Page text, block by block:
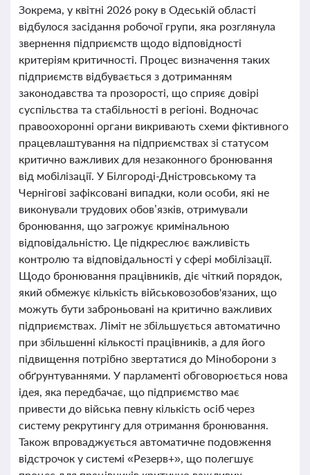
Зокрема, у квітні 2026 року в Одеській області
відбулося засідання робочої групи, яка розглянула
звернення підприємств щодо відповідності
критеріям критичності. Процес визначення таких
підприємств відбувається з дотриманням
законодавства та прозорості, що сприяє довірі
суспільства та стабільності в регіоні. Водночас
правоохоронні органи викривають схеми фіктивного
працевлаштування на підприємствах зі статусом
критично важливих для незаконного бронювання
від мобілізації. У Білгороді-Дністровському та
Чернігові зафіксовані випадки, коли особи, які не
виконували трудових обов’язків, отримували
бронювання, що загрожує кримінальною
відповідальністю. Це підкреслює важливість
контролю та відповідальності у сфері мобілізації.
Щодо бронювання працівників, діє чіткий порядок,
який обмежує кількість військовозобов'язаних, що
можуть бути заброньовані на критично важливих
підприємствах. Ліміт не збільшується автоматично
при збільшенні кількості працівників, а для його
підвищення потрібно звертатися до Міноборони з
обґрунтуваннями. У парламенті обговорюється нова
ідея, яка передбачає, що підприємство має
привести до війська певну кількість осіб через
систему рекрутингу для отримання бронювання.
Також впроваджується автоматичне подовження
відстрочок у системі «Резерв+», що полегшує